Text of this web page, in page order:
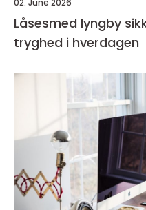
02. June 2026
Låsesmed lyngby sikkerhed, service og
tryghed i hverdagen